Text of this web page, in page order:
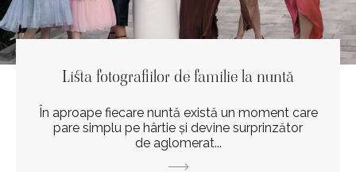
Lista fotografiilor de familie la nuntă
În aproape fiecare nuntă există un moment care
pare simplu pe hârtie și devine surprinzător
de aglomerat...